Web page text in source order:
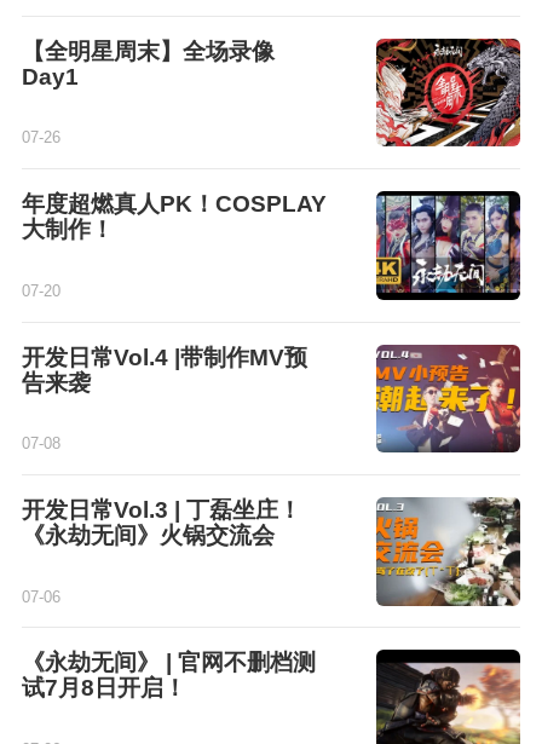
【全明星周末】全场录像
Day1
07-26
年度超燃真人PK！COSPLAY
大制作！
07-20
开发日常Vol.4 |带制作MV预
告来袭
07-08
开发日常Vol.3 | 丁磊坐庄！
《永劫无间》火锅交流会
07-06
《永劫无间》 | 官网不删档测
试7月8日开启！